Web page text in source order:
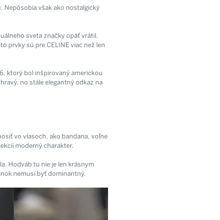
súhlasíte so
údajov.
však ako nostalgický
sveta značky opäť vrátil.
prvky sú pre CELINE viac než len
ktorý bol inšpirovaný americkou
no stále elegantný odkaz na
vo vlasoch, ako bandana, voľne
moderný charakter.
Hodváb tu nie je len krásnym
nemusí byť dominantný.